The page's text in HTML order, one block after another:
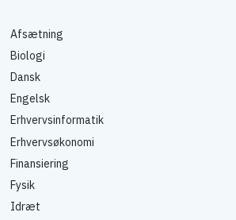
Afsætning
Biologi
Dansk
Engelsk
Erhvervsinformatik
Erhvervsøkonomi
Finansiering
Fysik
Idræt